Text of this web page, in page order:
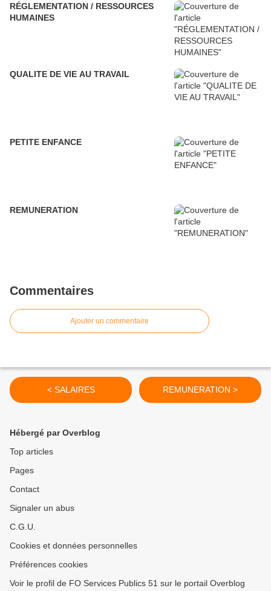
RÉGLEMENTATION / RESSOURCES
HUMAINES
QUALITE DE VIE AU TRAVAIL
PETITE ENFANCE
REMUNERATION
Commentaires
Ajouter un commentaire
< SALAIRES REMUNERATION >
Hébergé par Overblog
Top articles
Pages
Contact
Signaler un abus
C.G.U.
Cookies et données personnelles
Préférences cookies
Voir le profil de FO Services Publics 51 sur le portail Overblog